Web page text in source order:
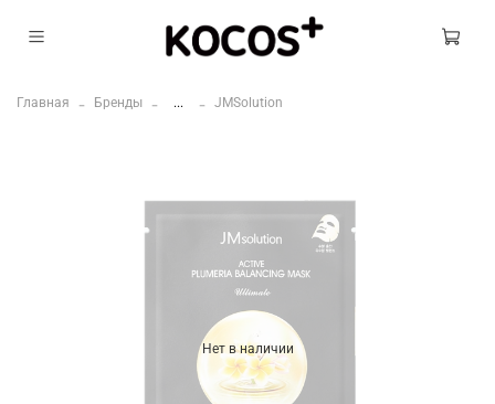
Главная Бренды ... JMSolution
Нет в наличии